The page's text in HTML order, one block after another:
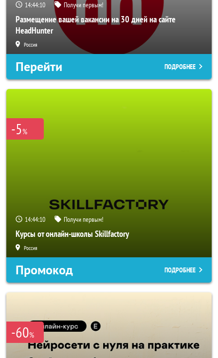
14:44:08 Получи первым!
Размещение вашей вакансии на 30 дней на сайте
HeadHunter
Россия
Перейти ПОДРОБНЕЕ
-5%
14:44:08 Получи первым!
Курсы от онлайн-школы Skillfactory
Россия
Промокод ПОДРОБНЕЕ
-60%